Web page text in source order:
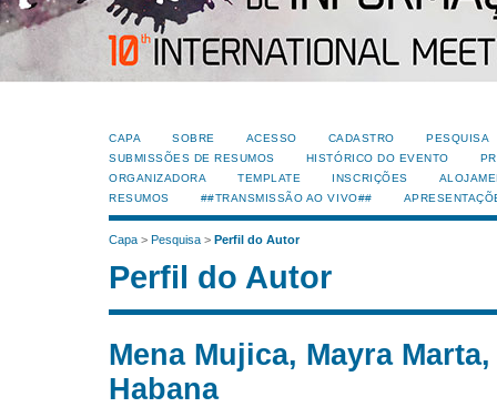
CAPA SOBRE ACESSO CADASTRO
PESQUISA
SUBMISSÕES DE RESUMOS
HISTÓRICO DO EVENTO
ORGANIZADORA
TEMPLATE INSCRIÇÕES
RESUMOS
##TRANSMISSÃO AO VIVO##
Capa > Pesquisa > Perfil do Autor
Perfil do Autor
Mena Mujica, Mayra
Habana